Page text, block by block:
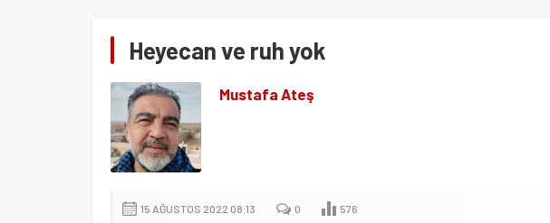
Türk Bisikletinden Uluslararası Arenada Madalya Yağmuru
Ziya Erdal Teknik Ekibe Katıldı
Heyecan ve ruh yok
Mustafa Ateş
15 AĞUSTOS 2022 08:13 0 576